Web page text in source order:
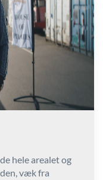
hele arealet og
væk fra